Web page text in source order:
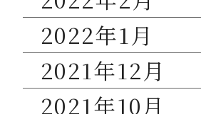
2022年1月
2021年12月
2021年10月